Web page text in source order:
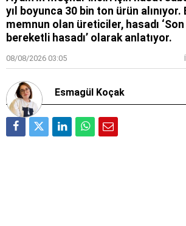
yıl boyunca 30 bin ton ürün alınıyor.
memnun olan üreticiler, hasadı ‘Son
bereketli hasadı’ olarak anlatıyor.
08/08/2026 03:05
Esmagül Koçak